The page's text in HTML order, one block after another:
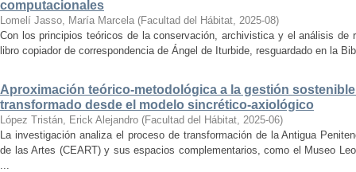
computacionales
Lomelí Jasso, María Marcela (Facultad del Hábitat, 2025-08)
Con los principios teóricos de la conservación, archivistica y el análisis de
libro copiador de correspondencia de Ángel de Iturbide, resguardado en la
Aproximación teórico-metodológica a la gestión
transformado desde el modelo sincrético-axiológico
López Tristán, Erick Alejandro (Facultad del Hábitat, 2025-06)
La investigación analiza el proceso de transformación de la Antigua
de las Artes (CEART) y sus espacios complementarios, como el Museo
...